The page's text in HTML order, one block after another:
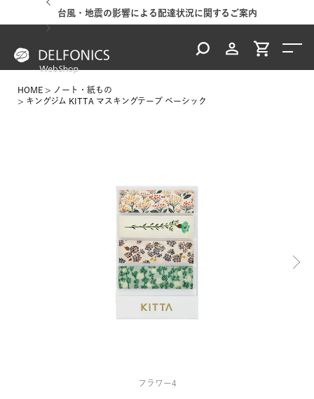
台風・地震の影響による配達状況に関するご案内
HOME
ノート・紙もの
キングジム KITTA マスキングテープ ベーシック
フラワー4